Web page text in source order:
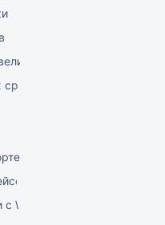
из продажи
в расценке (по
Wildberries
WB API